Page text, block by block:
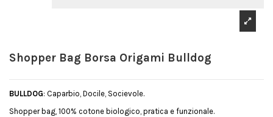
Shopper Bag Borsa Origami Bulldog
BULLDOG: Caparbio, Docile, Socievole.
Shopper bag, 100% cotone biologico, pratica e funzionale.